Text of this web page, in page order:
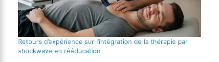
Retours d’expérience sur l’intégration de la thérapie par
shockwave en rééducation